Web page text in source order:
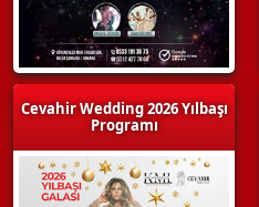
Cevahir Wedding 2026 Yılbaşı
Programı